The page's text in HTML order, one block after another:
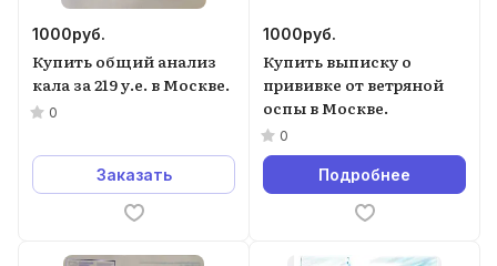
1000руб.
Купить общий анализ
кала за 219 у.е. в Москве.
0
Заказать
1000руб.
Купить выписку о
прививке от ветряной
оспы в Москве.
0
Подробнее